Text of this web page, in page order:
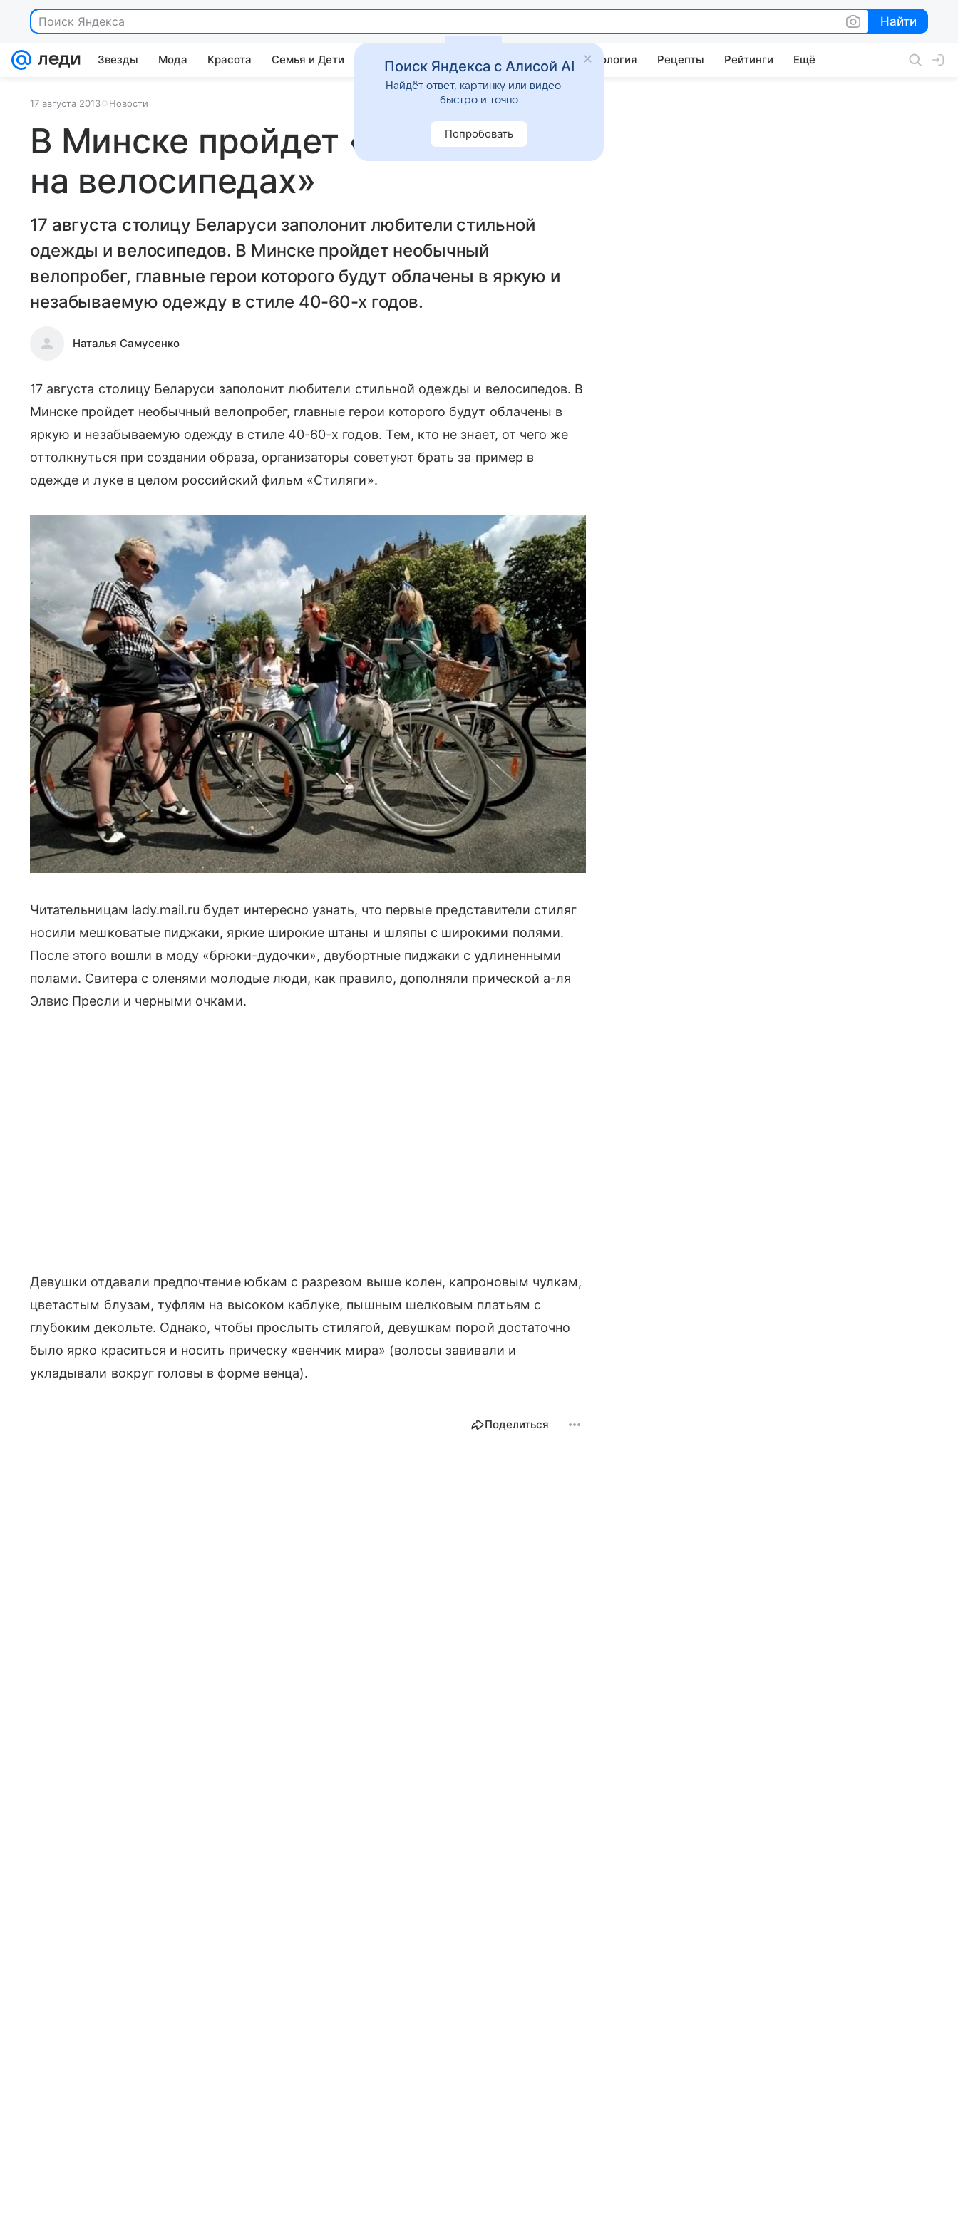
Поиск Яндекса Найти
Найти
Звезды Мода Красота Семья и Дети Дом Гороскопы Стиль жизни Психология Рецепты Рейтинги Ещё
17 августа 2013 Новости
В Минске пройдет «День стиляг
на велосипедах»
17 августа столицу Беларуси заполонит любители стильной
одежды и велосипедов. В Минске пройдет необычный
велопробег, главные герои которого будут облачены в яркую и
незабываемую одежду в стиле 40-60-х годов.
Наталья Самусенко
17 августа столицу Беларуси заполонит любители стильной одежды и велосипедов. В
Минске пройдет необычный велопробег, главные герои которого будут облачены в
яркую и незабываемую одежду в стиле 40-60-х годов. Тем, кто не знает, от чего же
оттолкнуться при создании образа, организаторы советуют брать за пример в
одежде и луке в целом российский фильм «Стиляги».
Читательницам lady.mail.ru будет интересно узнать, что первые представители стиляг
носили мешковатые пиджаки, яркие широкие штаны и шляпы с широкими полями.
После этого вошли в моду «брюки-дудочки», двубортные пиджаки с удлиненными
полами. Свитера с оленями молодые люди, как правило, дополняли прической а-ля
Элвис Пресли и черными очками.
Девушки отдавали предпочтение юбкам с разрезом выше колен, капроновым чулкам,
цветастым блузам, туфлям на высоком каблуке, пышным шелковым платьям с
глубоким декольте. Однако, чтобы прослыть стилягой, девушкам порой достаточно
было ярко краситься и носить прическу «венчик мира» (волосы завивали и
укладывали вокруг головы в форме венца).
Поделиться
Поиск Яндекса с Алисой AI
Найдёт ответ, картинку или видео —
быстро и точно
Попробовать